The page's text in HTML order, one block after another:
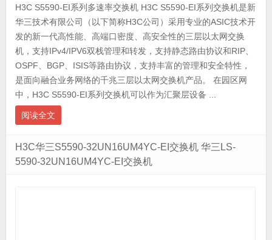
H3C S5590-EI系列多速率交换机 H3C S5590-EI系列交换机是新
华三技术有限公司（以下简称H3C公司）采用专业的ASIC技术开
发的新一代高性能、高端口密度、高安全性的三层以太网交换
机，支持IPv4/IPV6双栈管理和转发，支持静态路由协议和RIP、
OSPF、BGP、ISIS等路由协议，支持丰富的管理和安全特性，
是面向融合业务网络的千兆三层以太网交换机产品。 在园区网
中，H3C S5590-EI系列交换机可以作为汇聚层设备 ...
阅读全文
H3C华三S5590-32UN16UM4YC-EI交换机 华三LS-
5590-32UN16UM4YC-EI交换机